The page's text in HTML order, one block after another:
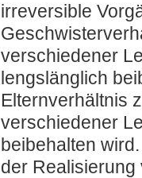
irreversible
verschiedener
lengslänglich
Elternverhältnis
verschiedener
beibehalten
der